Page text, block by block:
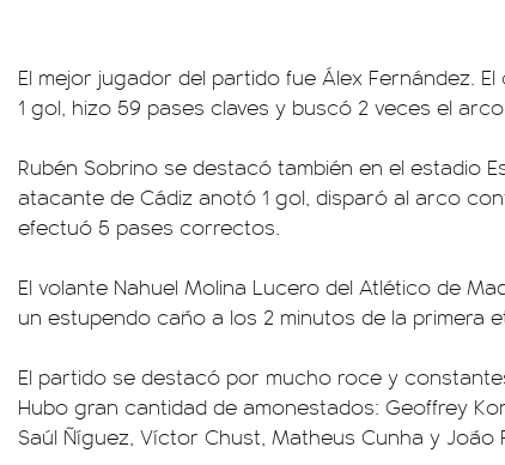
El mejor jugador del partido fue Álex Fernández.
1 gol, hizo 59 pases claves y buscó 2 veces el
Rubén Sobrino se destacó también en el estadio
atacante de Cádiz anotó 1 gol, disparó al arco
efectuó 5 pases correctos.
El volante Nahuel Molina Lucero del Atlético de
un estupendo caño a los 2 minutos de la primera
El partido se destacó por mucho roce y
Hubo gran cantidad de amonestados: Geoffrey
Saúl Ñíguez, Víctor Chust, Matheus Cunha y João